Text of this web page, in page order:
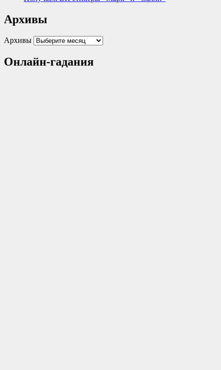
Архивы
Архивы
Онлайн-гадания